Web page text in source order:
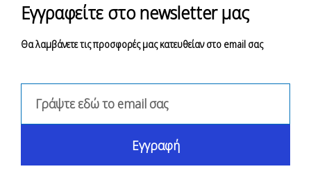
Εγγραφείτε στο newsletter μας
Θα λαμβάνετε τις προσφορές μας κατευθείαν στο email σας
Εγγραφή